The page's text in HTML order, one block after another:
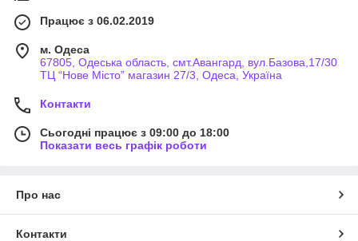
Працює з 06.02.2019
м. Одеса
67805, Одеська область, смт.Авангард, вул.Базова,17/30
ТЦ “Нове Місто” магазин 27/3, Одеса, Україна
Контакти
Сьогодні працює з 09:00 до 18:00
Показати весь графік роботи
Про нас
Контакти